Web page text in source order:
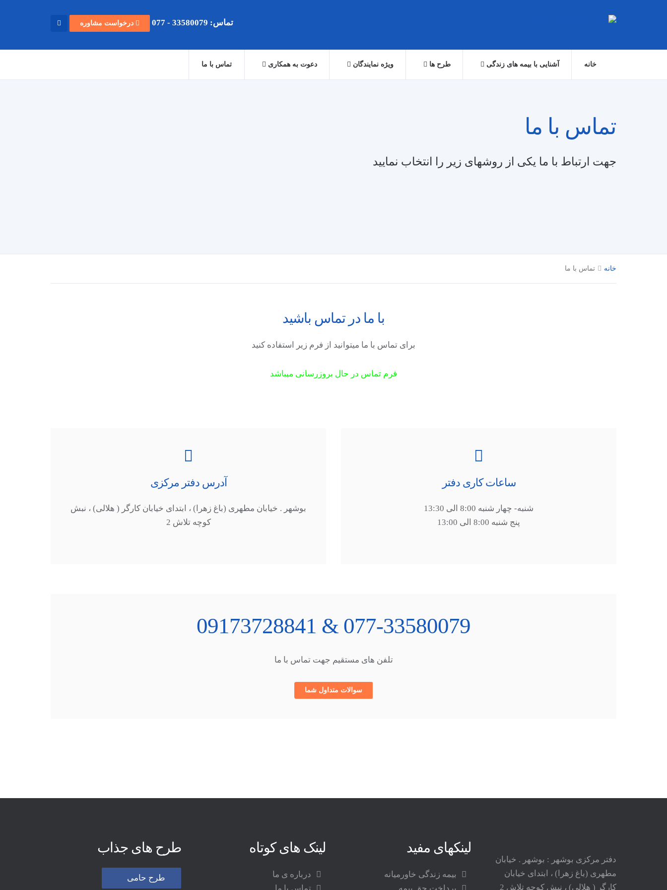
تماس: 33580079 - 077 درخواست مشاوره
خانه آشنایی با بیمه های زندگی طرح ها ویژه نمایندگان دعوت به همکاری تماس با ما
تماس با ما
جهت ارتباط با ما یکی از روشهای زیر را انتخاب نمایید
خانه تماس با ما
با ما در تماس باشید
برای تماس با ما میتوانید از فرم زیر استفاده کنید
فرم تماس در حال بروزرسانی میباشد
آدرس دفتر مرکزی
بوشهر . خیابان مطهری (باغ زهرا) ، ابتدای خیابان کارگر ( هلالی) ، نبش
کوچه تلاش 2
ساعات کاری دفتر
شنبه- چهار شنبه 8:00 الی 13:30
پنج شنبه 8:00 الی 13:00
077-33580079 & 09173728841
تلفن های مستقیم جهت تماس با ما
سوالات متداول شما
دفتر مرکزی بوشهر : بوشهر . خیابان
مطهری (باغ زهرا) ، ابتدای خیابان
کارگر ( هلالی) ، نبش کوچه تلاش 2
لینکهای مفید
بیمه زندگی خاورمیانه
لینک های کوتاه
درباره ی ما
طرح های جذاب
طرح حامی